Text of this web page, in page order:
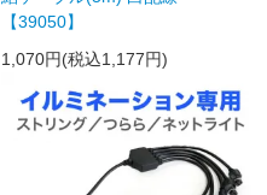
【39050】
1,070円(税込1,177円)